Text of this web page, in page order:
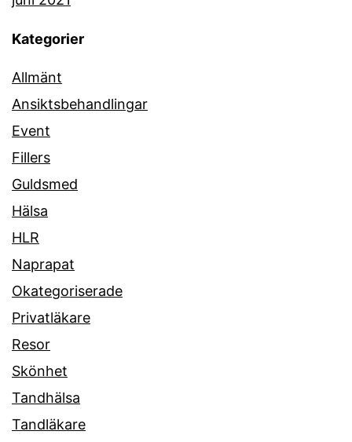
Kategorier
Allmänt
Ansiktsbehandlingar
Event
Fillers
Guldsmed
Hälsa
HLR
Naprapat
Okategoriserade
Privatläkare
Resor
Skönhet
Tandhälsa
Tandläkare